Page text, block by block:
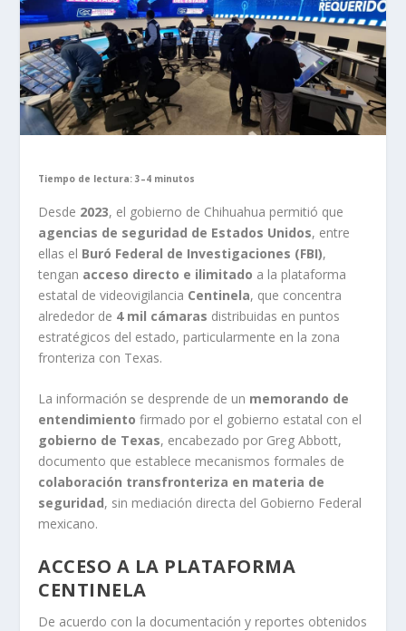
Tiempo de lectura: 3–4 minutos
Desde 2023, el gobierno de Chihuahua permitió que
agencias de seguridad de Estados Unidos, entre
ellas el Buró Federal de Investigaciones (FBI),
tengan acceso directo e ilimitado a la plataforma
estatal de videovigilancia Centinela, que concentra
alrededor de 4 mil cámaras distribuidas en puntos
estratégicos del estado, particularmente en la zona
fronteriza con Texas.
La información se desprende de un memorando de
entendimiento firmado por el gobierno estatal con el
gobierno de Texas, encabezado por Greg Abbott,
documento que establece mecanismos formales de
colaboración transfronteriza en materia de
seguridad, sin mediación directa del Gobierno Federal
mexicano.
ACCESO A LA PLATAFORMA
CENTINELA
De acuerdo con la documentación y reportes obtenidos